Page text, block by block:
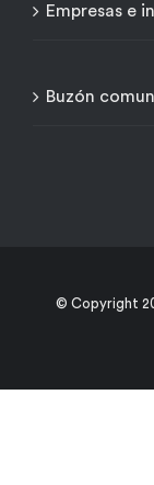
Empresas e
Buzón
© Copyright